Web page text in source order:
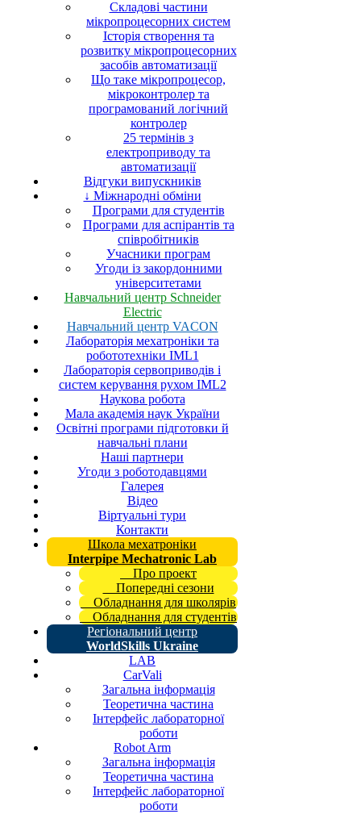
Складові частини
мікропроцесорних систем
Історія створення та
розвитку мікропроцесорних
засобів автоматизації
Що таке мікропроцесор,
мікроконтролер та
програмований логічний
контролер
25 термінів з
електроприводу та
автоматизації
Відгуки випускників
↓ Міжнародні обміни
Програми для студентів
Програми для аспірантів та
співробітників
Учасники програм
Угоди із закордонними
університетами
Навчальний центр Schneider
Electric
Навчальний центр VACON
Лабораторія мехатроніки та
робототехніки IML1
Лабораторія сервоприводів і
систем керування рухом IML2
Наукова робота
Мала академія наук України
Освітні програми підготовки й
навчальні плани
Наші партнери
Угоди з роботодавцями
Галерея
Відео
Віртуальні тури
Контакти
Школа мехатроніки
Interpipe Mechatronic Lab
Про проект
Попередні сезони
Обладнання для школярів
Обладнання для студентів
Регіональний центр
WorldSkills Ukraine
LAB
CarVali
Загальна інформація
Теоретична частина
Інтерфейс лабораторної
роботи
Robot Arm
Загальна інформація
Теоретична частина
Інтерфейс лабораторної
роботи